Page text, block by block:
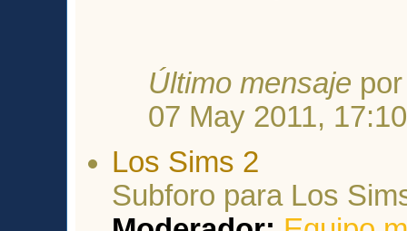
Último mensaje
07 May 2011, 17:10
Los Sims 2
Subforo para Los